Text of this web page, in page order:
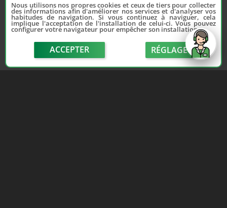
Nous utilisons nos propres cookies et ceux de tiers pour collecter
des informations afin d'améliorer nos services et d'analyser vos
habitudes de navigation. Si vous continuez à naviguer, cela
implique l'acceptation de l'installation de celui-ci. Vous pouvez
configurer votre navigateur pour empêcher son installation.
ACCEPTER RÉGLAGE